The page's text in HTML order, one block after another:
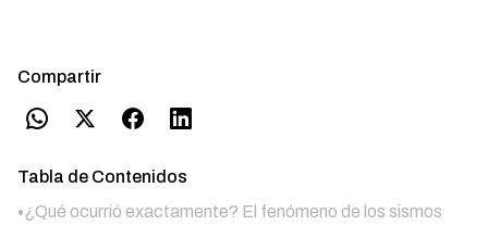
Compartir
Tabla de Contenidos
•¿Qué ocurrió exactamente? El fenómeno de los sismos